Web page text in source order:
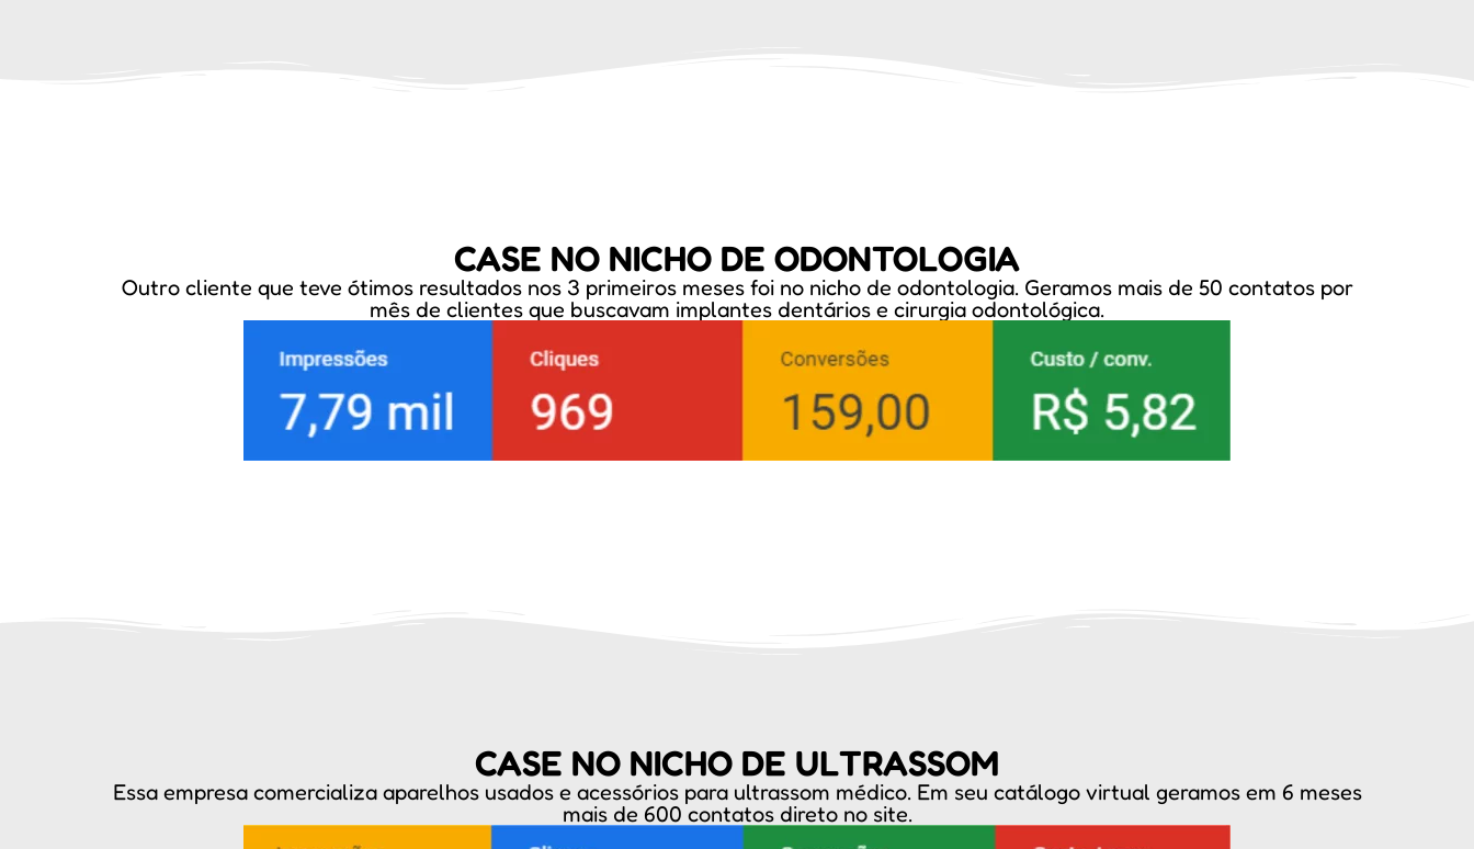
CASE NO NICHO DE ODONTOLOGIA
Outro cliente que teve ótimos resultados nos 3 primeiros meses foi no nicho de odontologia. Geramos mais de 50 contatos por
mês de clientes que buscavam implantes dentários e cirurgia odontológica.
CASE NO NICHO DE ULTRASSOM
Essa empresa comercializa aparelhos usados e acessórios para ultrassom médico. Em seu catálogo virtual geramos em 6 meses
mais de 600 contatos direto no site.